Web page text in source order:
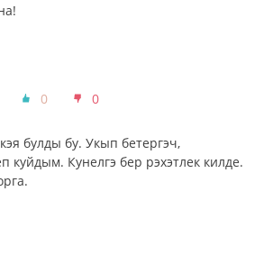
0 0
булды бу. Укып бетергэч,
куйдым. Кунелгэ бер рэхэтлек килде.